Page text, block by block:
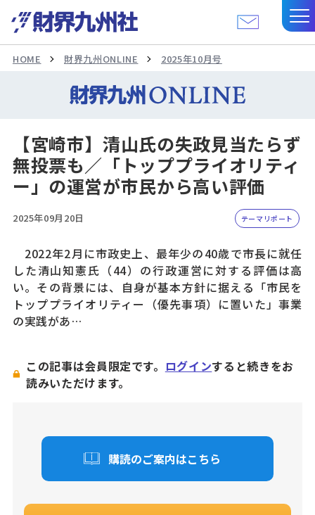
HOME 財界九州ONLINE 2025年10月号
【宮崎市】清山氏の失政見当たらず
無投票も／「トッププライオリティ
ー」の運営が市民から高い評価
2025年09月20日 テーマリポート
2022年2月に市政史上、最年少の40歳で市長に就任
した清山知憲氏（44）の行政運営に対する評価は高
い。その背景には、自身が基本方針に据える「市民を
トッププライオリティー（優先事項）に置いた」事業
の実践があ…
この記事は会員限定です。 ログインすると続きをお
読みいただけます。
購読のご案内はこちら